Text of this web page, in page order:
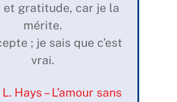
et gratitude, car je la
mérite.
; je sais que c’est
vrai.
Hays – L’amour sans